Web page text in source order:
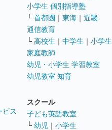
ビス
小学生 個別指導塾
└ 首都圏 ｜ 東海 ｜ 近畿
通信教育
└ 高校生 ｜ 中学生 ｜ 小学生
家庭教師
幼児・小学生 学習教室
幼児教室 知育
スクール
子ども英語教室
└ 幼児 ｜ 小学生